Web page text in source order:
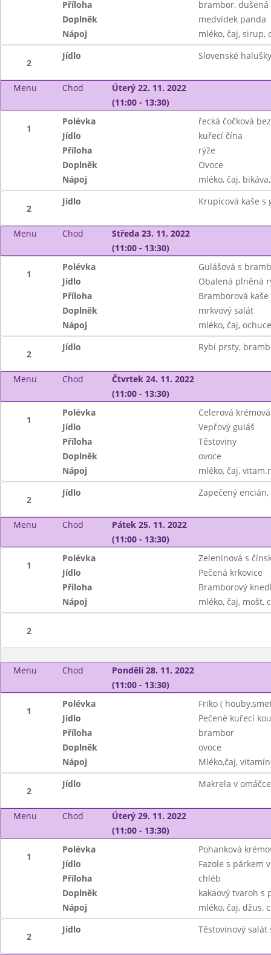
Příloha
brambor, dušená
Doplněk
medvídek panda
Nápoj
mléko, čaj, sirup,
2
Jídlo Slovenské
Menu Chod
Úterý 22. 11. 2022
(11:00 - 13:30)
1
Polévka
řecká čočková
Jídlo
kuřecí čína
Příloha
rýže
Doplněk
Ovoce
Nápoj
mléko, čaj,
2
Jídlo Krupicová kaše s
Menu Chod
Středa 23. 11. 2022
(11:00 - 13:30)
1
Polévka
Gulášová s
Jídlo
Obalená plněná
Příloha
Bramborová kaše
Doplněk
mrkvový salát
Nápoj
mléko, čaj,
2
Jídlo Rybí prsty,
Menu Chod
Čtvrtek 24. 11. 2022
(11:00 - 13:30)
1
Polévka
Celerová krémová
Jídlo
Vepřový guláš
Příloha
Těstoviny
Doplněk
ovoce
Nápoj
mléko, čaj,
2
Jídlo Zapečený
Menu Chod
Pátek 25. 11. 2022
(11:00 - 13:30)
1
Polévka
Zeleninová s
Jídlo
Pečená krkovice
Příloha
Bramborový
Nápoj
mléko, čaj, mošt,
2
Menu Chod
Pondělí 28. 11. 2022
(11:00 - 13:30)
1
Polévka
Friko (
Jídlo
Pečené kuřecí
Příloha
brambor
Doplněk
ovoce
Nápoj
Mléko,čaj,
2
Jídlo Makrela v
Menu Chod
Úterý 29. 11. 2022
(11:00 - 13:30)
1
Polévka
Pohanková
Jídlo
Fazole s párkem
Příloha
chléb
Doplněk
kakaový tvaroh s
Nápoj
mléko, čaj, džus,
2
Jídlo Těstovinový